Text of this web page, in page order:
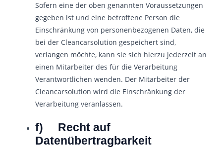
Sofern eine der oben genannten Voraussetzungen
gegeben ist und eine betroffene Person die
Einschränkung von personenbezogenen Daten, die
bei der Cleancarsolution gespeichert sind,
verlangen möchte, kann sie sich hierzu jederzeit an
einen Mitarbeiter des für die Verarbeitung
Verantwortlichen wenden. Der Mitarbeiter der
Cleancarsolution wird die Einschränkung der
Verarbeitung veranlassen.
f) Recht auf
Datenübertragbarkeit